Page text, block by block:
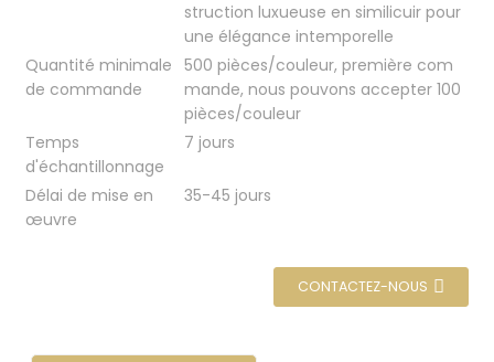
struction luxueuse en similicuir pour
une élégance intemporelle
Quantité minimale
de commande
500 pièces/couleur, première com
mande, nous pouvons accepter 100
pièces/couleur
Temps
d'échantillonnage
7 jours
Délai de mise en
œuvre
35-45 jours
CONTACTEZ-NOUS